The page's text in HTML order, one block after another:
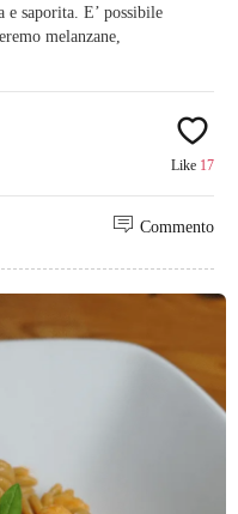
e saporita. E’ possibile
melanzane,
Like 17
Commento